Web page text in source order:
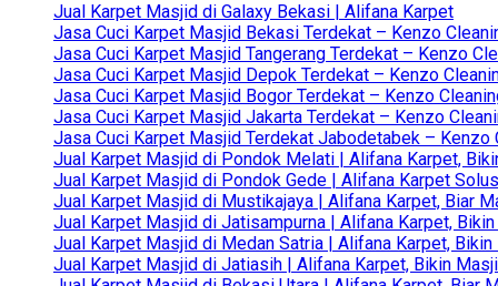
Jual Karpet Masjid di Galaxy Bekasi | Alifana Karpet
Jasa Cuci Karpet Masjid Bekasi Terdekat – Kenzo
Jasa Cuci Karpet Masjid Tangerang Terdekat – Kenzo
Jasa Cuci Karpet Masjid Depok Terdekat – Kenzo
Jasa Cuci Karpet Masjid Bogor Terdekat – Kenzo
Jasa Cuci Karpet Masjid Jakarta Terdekat – Kenzo
Jasa Cuci Karpet Masjid Terdekat Jabodetabek –
Jual Karpet Masjid di Pondok Melati | Alifana Karpet,
Jual Karpet Masjid di Pondok Gede | Alifana Karpet
Jual Karpet Masjid di Mustikajaya | Alifana Karpet, Biar
Jual Karpet Masjid di Jatisampurna | Alifana Karpet,
Jual Karpet Masjid di Medan Satria | Alifana Karpet,
Jual Karpet Masjid di Jatiasih | Alifana Karpet, Bikin